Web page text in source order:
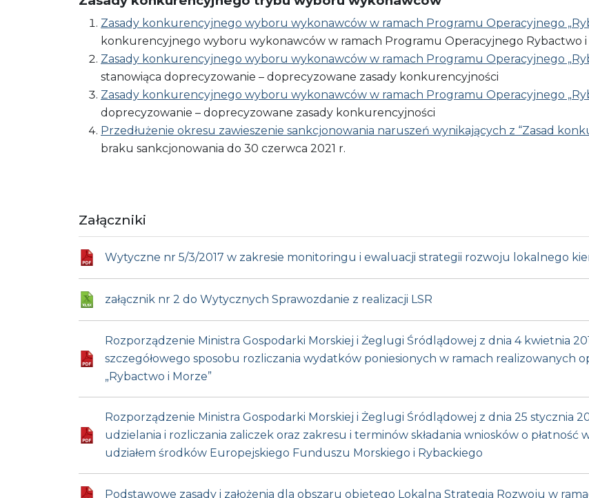
Zasady konkurencyjnego wyboru wykonawców w ramach Programu Operacyjnego
konkurencyjnego​ wyboru​ wykonawców​ w​ ramach​ Programu​ Operacyjnego​ Rybactwo​ i​
Zasady konkurencyjnego wyboru wykonawców w ramach Programu Operacyjnego
stanowiąca doprecyzowanie – doprecyzowane​ zasady​ konkurencyjności
Zasady konkurencyjnego wyboru wykonawców w ramach Programu Operacyjnego
doprecyzowanie – doprecyzowane​ zasady​ konkurencyjności
Przedłużenie okresu zawieszenie sankcjonowania naruszeń wynikających z “Zasad
braku​ sankcjonowania​ do​ 30​ czerwca 2021 r.
Załączniki
Wytyczne nr 5/3/2017 w zakresie monitoringu i ewaluacji strategii rozwoju lokalnego
załącznik nr 2 do Wytycznych Sprawozdanie z realizacji LSR
Rozporządzenie Ministra Gospodarki Morskiej i Żeglugi Śródlądowej z dnia 4 kwietnia
szczegółowego sposobu rozliczania wydatków poniesionych w ramach realizowanych
„Rybactwo i Morze”
Rozporządzenie Ministra Gospodarki Morskiej i Żeglugi Śródlądowej z dnia 25 stycznia
udzielania i rozliczania zaliczek oraz zakresu i terminów składania wniosków o
udziałem środków Europejskiego Funduszu Morskiego i Rybackiego
Podstawowe zasady i założenia dla obszaru objętego Lokalną Strategią Rozwoju w